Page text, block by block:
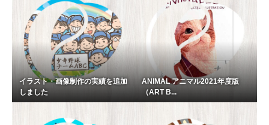
イラスト・画像制作の実績を追加
しました
ANIMAL アニマル2021年度版
（ART B...